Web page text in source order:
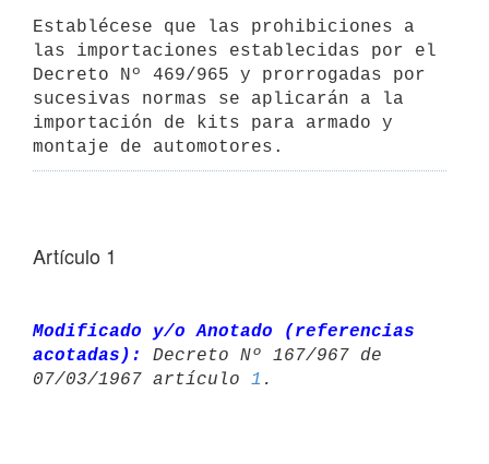
Establécese que las prohibiciones a
las importaciones establecidas por el
Decreto Nº 469/965 y prorrogadas por
sucesivas normas se aplicarán a la
importación de kits para armado y
montaje de automotores.
Artículo 1
Modificado y/o Anotado (referencias
acotadas):
Decreto Nº 167/967 de
07/03/1967 artículo 1